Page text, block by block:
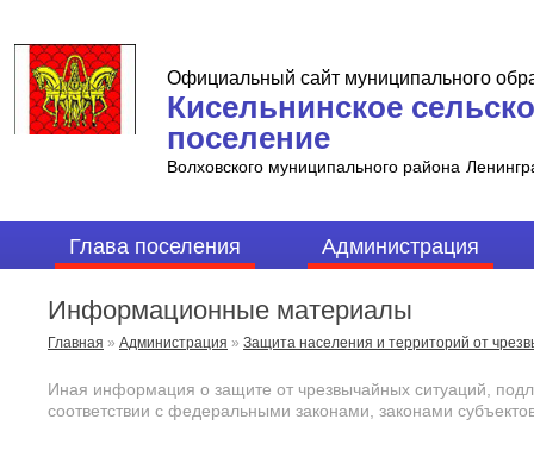
Официальный сайт муниципального
Кисельнинское
поселение
Волховского муниципального района
Глава поселения Администрация
Информационные материалы
Главная » Администрация » Защита населения и территорий от
Иная информация о защите от чрезвычайных ситуаций,
соответствии с федеральными законами, законами